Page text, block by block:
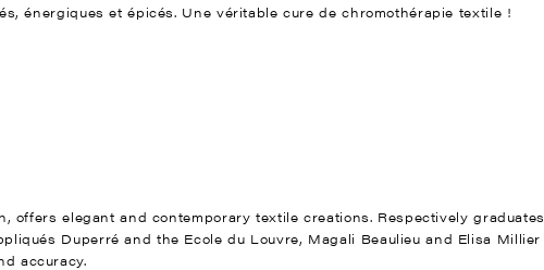
énergiques et épicés. Une véritable cure de chromothérapie textile !
offers elegant and contemporary textile creations. Respectively graduates
Duperré and the Ecole du Louvre, Magali Beaulieu and Elisa Millier
accuracy.